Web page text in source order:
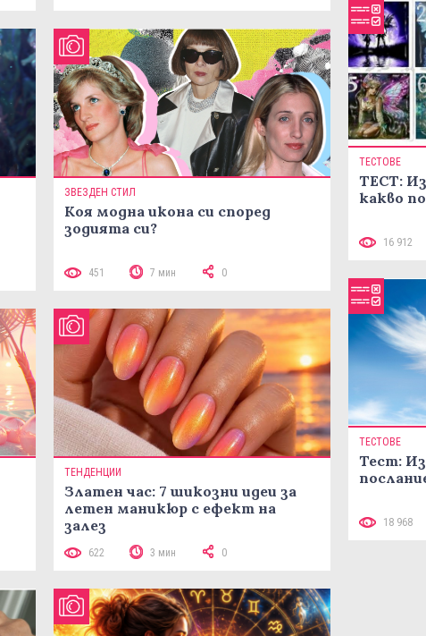
ЗВЕЗДЕН СТИЛ
Коя модна икона си според
зодията си?
451 7 мин 0
ТЕНДЕНЦИИ
Златен час: 7 шикозни идеи за
летен маникюр с ефект на
залез
622 3 мин 0
ТЕСТОВЕ
ТЕСТ:
какво
16 912
ТЕСТОВЕ
Тест:
18 968